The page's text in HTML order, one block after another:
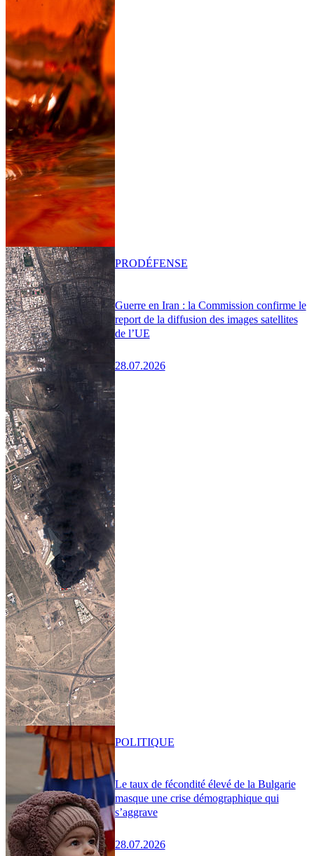
Guerre en Iran : la Commission confirme le
report de la diffusion des images satellites
de l’UE
28.07.2026
PRODÉFENSE
Le taux de fécondité élevé de la Bulgarie
masque une crise démographique qui
s’aggrave
28.07.2026
POLITIQUE